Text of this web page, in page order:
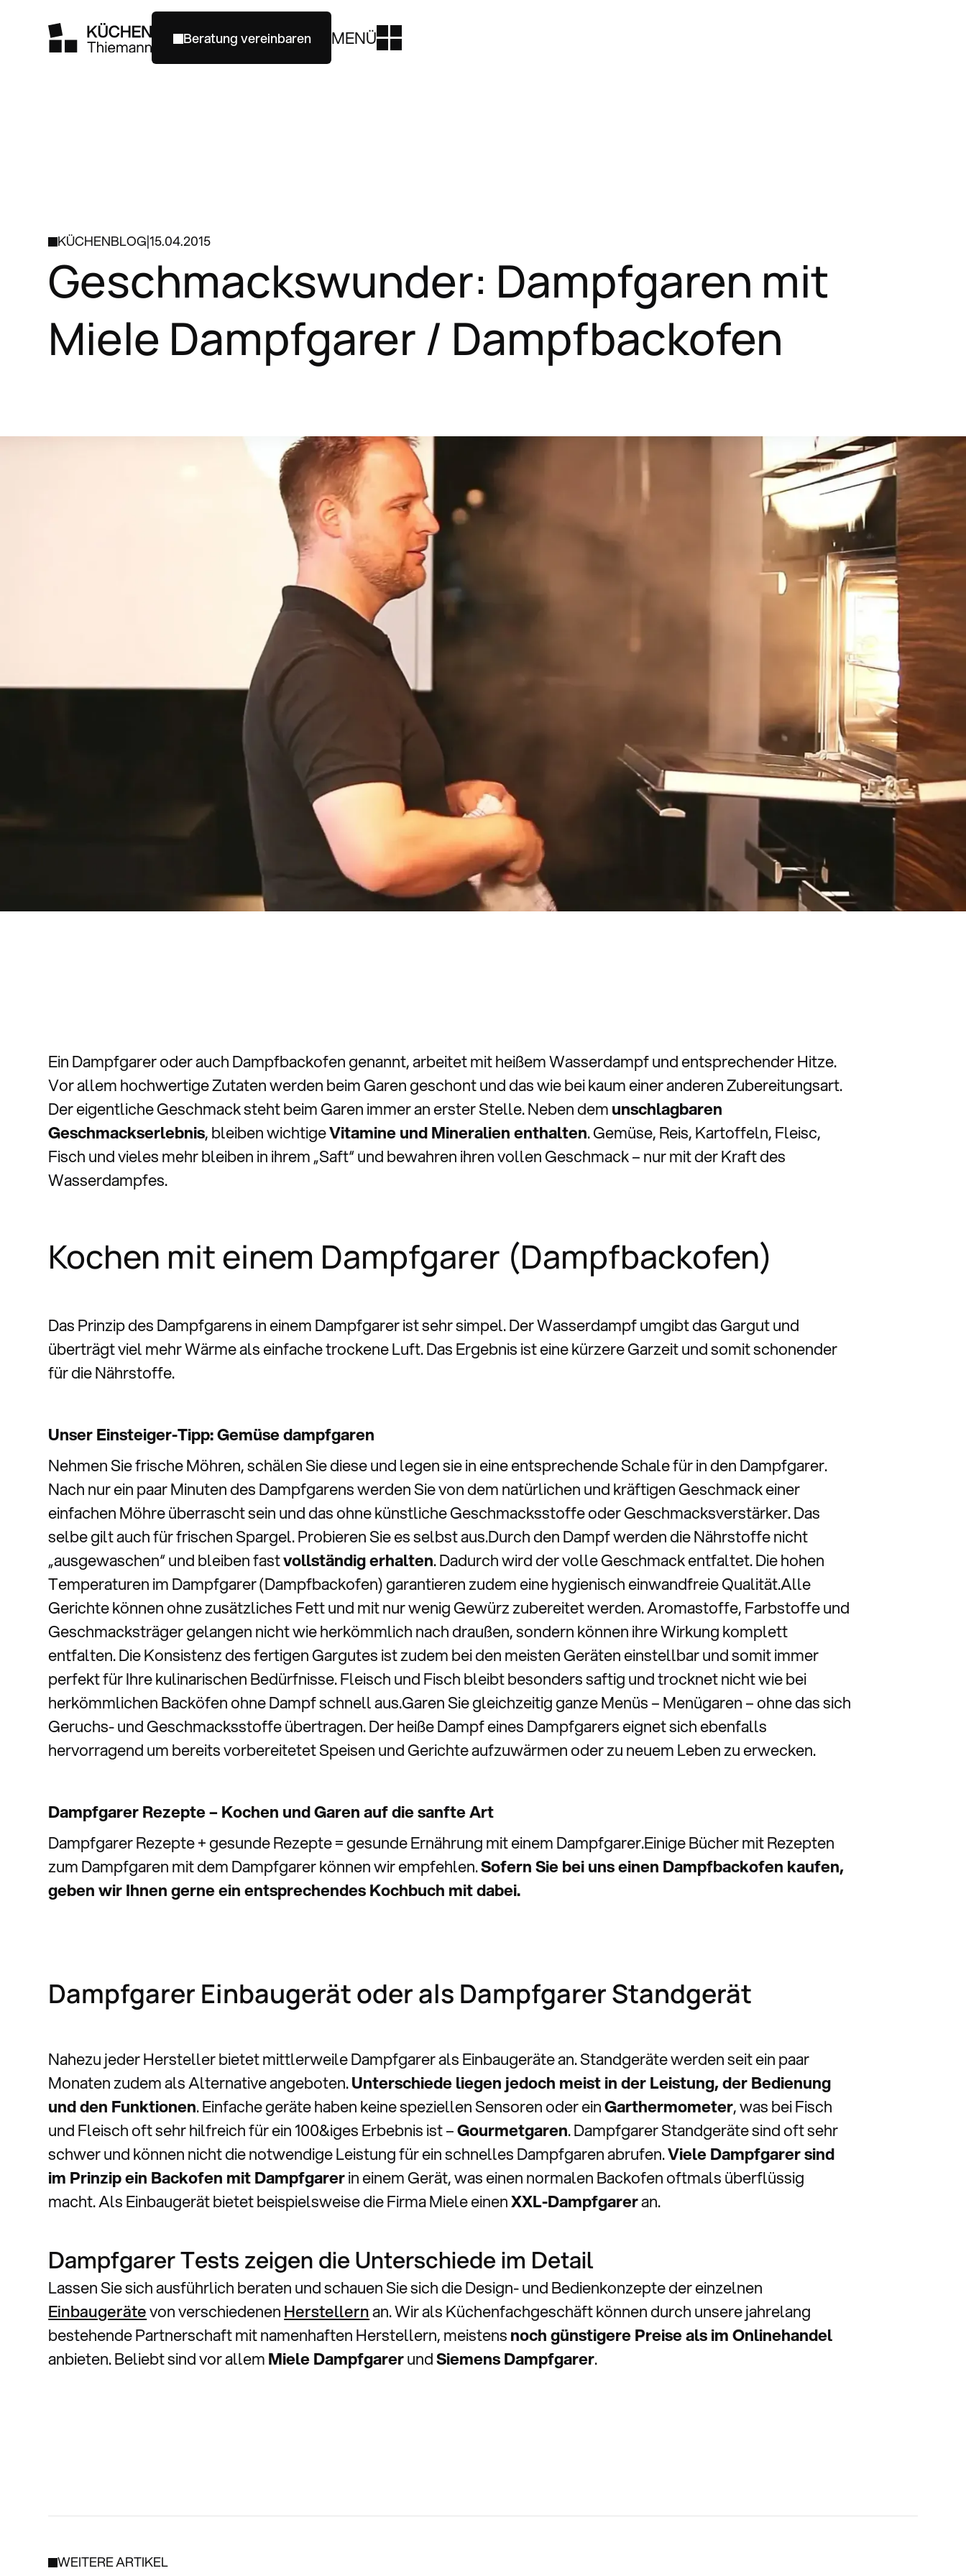
Beratung vereinbaren
MENÜ
KÜCHENBLOG|15.04.2015
Geschmackswunder: Dampfgaren mit
Miele Dampfgarer / Dampfbackofen
Ein Dampfgarer oder auch Dampfbackofen genannt, arbeitet mit heißem Wasserdampf und entsprechender Hitze.
Vor allem hochwertige Zutaten werden beim Garen geschont und das wie bei kaum einer anderen Zubereitungsart.
Der eigentliche Geschmack steht beim Garen immer an erster Stelle. Neben demunschlagbaren
Geschmackserlebnis, bleiben wichtigeVitamine und Mineralien enthalten. Gemüse, Reis, Kartoffeln, Fleisc,
Fisch und vieles mehr bleiben in ihrem „Saft“ und bewahren ihren vollen Geschmack – nur mit der Kraft des
Wasserdampfes.
Kochen mit einem Dampfgarer (Dampfbackofen)
Das Prinzip des Dampfgarens in einem Dampfgarer ist sehr simpel. Der Wasserdampf umgibt das Gargut und
überträgt viel mehr Wärme als einfache trockene Luft. Das Ergebnis ist eine kürzere Garzeit und somit schonender
für die Nährstoffe.
Unser Einsteiger-Tipp: Gemüse dampfgaren
Nehmen Sie frische Möhren, schälen Sie diese und legen sie in eine entsprechende Schale für in den Dampfgarer.
Nach nur ein paar Minuten des Dampfgarens werden Sie von dem natürlichen und kräftigen Geschmack einer
einfachen Möhre überrascht sein und das ohne künstliche Geschmacksstoffe oder Geschmacksverstärker. Das
selbe gilt auch für frischen Spargel. Probieren Sie es selbst aus.Durch den Dampf werden die Nährstoffe nicht
„ausgewaschen“ und bleiben fastvollständig erhalten. Dadurch wird der volle Geschmack entfaltet. Die hohen
Temperaturen im Dampfgarer (Dampfbackofen) garantieren zudem eine hygienisch einwandfreie Qualität.Alle
Gerichte können ohne zusätzliches Fett und mit nur wenig Gewürz zubereitet werden. Aromastoffe, Farbstoffe und
Geschmacksträger gelangen nicht wie herkömmlich nach draußen, sondern können ihre Wirkung komplett
entfalten. Die Konsistenz des fertigen Gargutes ist zudem bei den meisten Geräten einstellbar und somit immer
perfekt für Ihre kulinarischen Bedürfnisse. Fleisch und Fisch bleibt besonders saftig und trocknet nicht wie bei
herkömmlichen Backöfen ohne Dampf schnell aus.Garen Sie gleichzeitig ganze Menüs – Menügaren – ohne das sich
Geruchs- und Geschmacksstoffe übertragen. Der heiße Dampf eines Dampfgarers eignet sich ebenfalls
hervorragend um bereits vorbereitetet Speisen und Gerichte aufzuwärmen oder zu neuem Leben zu erwecken.
Dampfgarer Rezepte – Kochen und Garen auf die sanfte Art
Dampfgarer Rezepte + gesunde Rezepte = gesunde Ernährung mit einem Dampfgarer.Einige Bücher mit Rezepten
zum Dampfgaren mit dem Dampfgarer können wir empfehlen.Sofern Sie bei uns einen Dampfbackofen kaufen,
geben wir Ihnen gerne ein entsprechendes Kochbuch mit dabei.
Dampfgarer Einbaugerät oder als Dampfgarer Standgerät
Nahezu jeder Hersteller bietet mittlerweile Dampfgarer als Einbaugeräte an. Standgeräte werden seit ein paar
Monaten zudem als Alternative angeboten.Unterschiede liegen jedoch meist in der Leistung, der Bedienung
und den Funktionen. Einfache geräte haben keine speziellen Sensoren oder einGarthermometer, was bei Fisch
und Fleisch oft sehr hilfreich für ein 100&iges Erbebnis ist –Gourmetgaren. Dampfgarer Standgeräte sind oft sehr
schwer und können nicht die notwendige Leistung für ein schnelles Dampfgaren abrufen.Viele Dampfgarer sind
im Prinzip ein Backofen mit Dampfgarerin einem Gerät, was einen normalen Backofen oftmals überflüssig
macht. Als Einbaugerät bietet beispielsweise die Firma Miele einenXXL-Dampfgareran.
Dampfgarer Tests zeigen die Unterschiede im Detail
Lassen Sie sich ausführlich beraten und schauen Sie sich die Design- und Bedienkonzepte der einzelnen
Einbaugerätevon verschiedenenHerstellernan. Wir als Küchenfachgeschäft können durch unsere jahrelang
bestehende Partnerschaft mit namenhaften Herstellern, meistensnoch günstigere Preise als im Onlinehandel
anbieten. Beliebt sind vor allemMiele DampfgarerundSiemens Dampfgarer.
WEITERE ARTIKEL